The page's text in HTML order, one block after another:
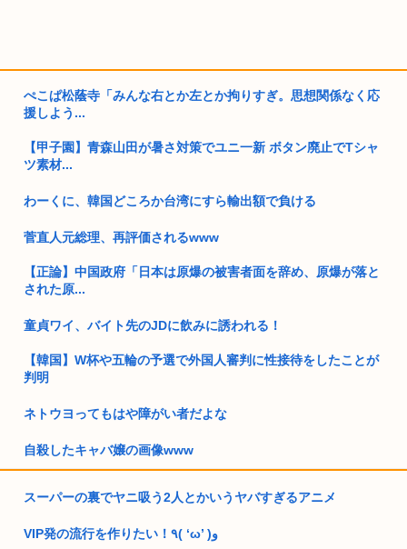
ぺこぱ松蔭寺「みんな右とか左とか拘りすぎ。思想関係なく応
援しよう...
【甲子園】青森山田が暑さ対策でユニ一新 ボタン廃止でTシャ
ツ素材...
わーくに、韓国どころか台湾にすら輸出額で負ける
菅直人元総理、再評価されるwww
【正論】中国政府「日本は原爆の被害者面を辞め、原爆が落と
された原...
童貞ワイ、バイト先のJDに飲みに誘われる！
【韓国】W杯や五輪の予選で外国人審判に性接待をしたことが
判明
ネトウヨってもはや障がい者だよな
自殺したキャバ嬢の画像www
も介入は...
日本人、イオンに大行列…
スーパーの裏でヤニ吸う2人とかいうヤバすぎるアニメ
VIP発の流行を作りたい！٩( ‘ω’ )و